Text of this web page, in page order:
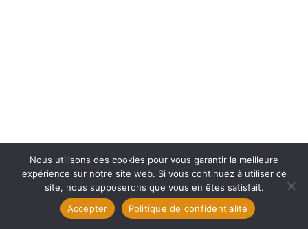
Nous utilisons des cookies pour vous garantir la meilleure
expérience sur notre site web. Si vous continuez à utiliser ce
site, nous supposerons que vous en êtes satisfait.
Accepter
Politique de confidentialité